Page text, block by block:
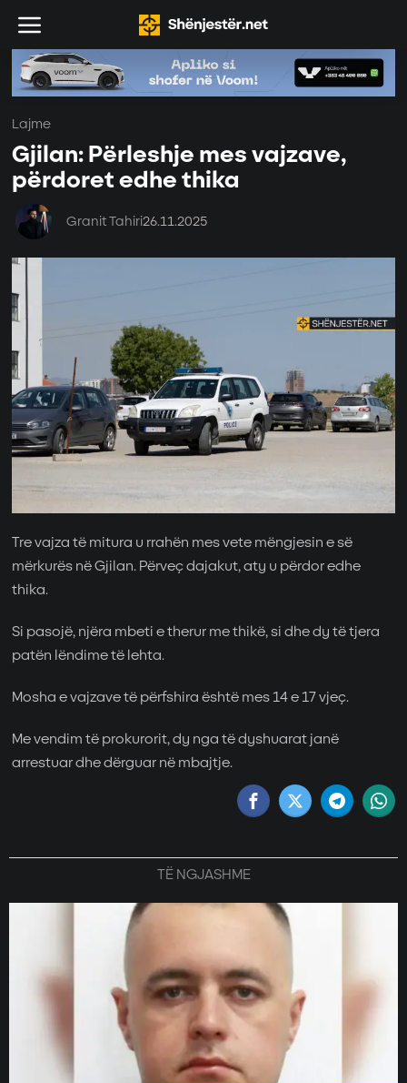
Lajme
Gjilan: Përleshje mes vajzave,
përdoret edhe thika
Granit Tahiri26.11.2025
Tre vajza të mitura u rrahën mes vete mëngjesin e së
mërkurës në Gjilan. Përveç dajakut, aty u përdor edhe
thika.
Si pasojë, njëra mbeti e therur me thikë, si dhe dy të tjera
patën lëndime të lehta.
Mosha e vajzave të përfshira është mes 14 e 17 vjeç.
Me vendim të prokurorit, dy nga të dyshuarat janë
arrestuar dhe dërguar në mbajtje.
TË NGJASHME